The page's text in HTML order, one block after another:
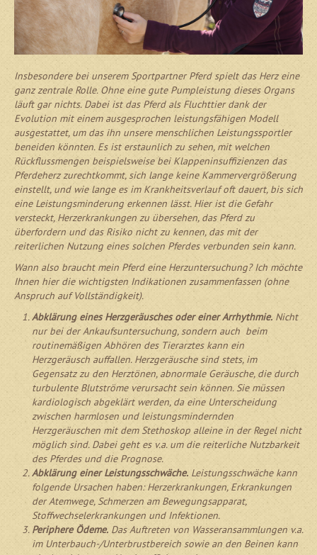
Insbesondere bei unserem Sportpartner Pferd spielt das Herz eine
ganz zentrale Rolle. Ohne eine gute Pumpleistung dieses Organs
läuft gar nichts. Dabei ist das Pferd als Fluchttier dank der
Evolution mit einem ausgesprochen leistungsfähigen Modell
ausgestattet, um das ihn unsere menschlichen Leistungssportler
beneiden könnten. Es ist erstaunlich zu sehen, mit welchen
Rückflussmengen beispielsweise bei Klappeninsuffizienzen das
Pferdeherz zurechtkommt, sich lange keine Kammervergrößerung
einstellt, und wie lange es im Krankheitsverlauf oft dauert, bis sich
eine Leistungsminderung erkennen lässt. Hier ist die Gefahr
versteckt, Herzerkrankungen zu übersehen, das Pferd zu
überfordern und das Risiko nicht zu kennen, das mit der
reiterlichen Nutzung eines solchen Pferdes verbunden sein kann.
Wann also braucht mein Pferd eine Herzuntersuchung? Ich möchte
Ihnen hier die wichtigsten Indikationen zusammenfassen (ohne
Anspruch auf Vollständigkeit).
Abklärung eines Herzgeräusches oder einer Arrhythmie. Nicht
nur bei der Ankaufsuntersuchung, sondern auch beim
routinemäßigen Abhören des Tierarztes kann ein
Herzgeräusch auffallen. Herzgeräusche sind stets, im
Gegensatz zu den Herztönen, abnormale Geräusche, die durch
turbulente Blutströme verursacht sein können. Sie müssen
kardiologisch abgeklärt werden, da eine Unterscheidung
zwischen harmlosen und leistungsmindernden
Herzgeräuschen mit dem Stethoskop alleine in der Regel nicht
möglich sind. Dabei geht es v.a. um die reiterliche Nutzbarkeit
des Pferdes und die Prognose.
Abklärung einer Leistungsschwäche. Leistungsschwäche kann
folgende Ursachen haben: Herzerkrankungen, Erkrankungen
der Atemwege, Schmerzen am Bewegungsapparat,
Stoffwechselerkrankungen und Infektionen.
Periphere Ödeme. Das Auftreten von Wasseransammlungen v.a.
im Unterbauch-/Unterbrustbereich sowie an den Beinen kann